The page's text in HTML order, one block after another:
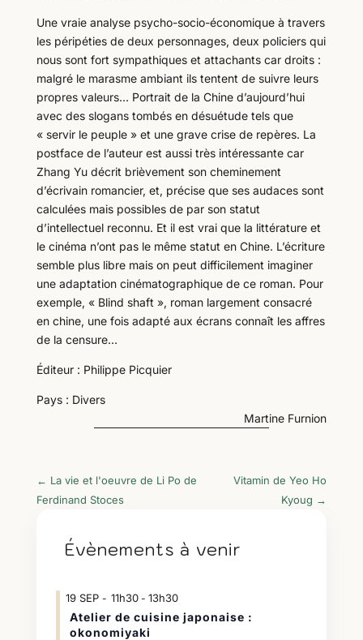
Une vraie analyse psycho-socio-économique à travers
les péripéties de deux personnages, deux policiers qui
nous sont fort sympathiques et attachants car droits :
malgré le marasme ambiant ils tentent de suivre leurs
propres valeurs… Portrait de la Chine d’aujourd’hui
avec des slogans tombés en désuétude tels que
« servir le peuple » et une grave crise de repères. La
postface de l’auteur est aussi très intéressante car
Zhang Yu décrit brièvement son cheminement
d’écrivain romancier, et, précise que ses audaces sont
calculées mais possibles de par son statut
d’intellectuel reconnu. Et il est vrai que la littérature et
le cinéma n’ont pas le même statut en Chine. L’écriture
semble plus libre mais on peut difficilement imaginer
une adaptation cinématographique de ce roman. Pour
exemple, « Blind shaft », roman largement consacré
en chine, une fois adapté aux écrans connaît les affres
de la censure…
Éditeur : Philippe Picquier
Pays : Divers
Martine Furnion
← La vie et l'oeuvre de Li Po de
Ferdinand Stoces
Vitamin de Yeo Ho
Kyoug →
Évènements à venir
19 SEP 11h30- 13h30
Atelier de cuisine japonaise :
okonomiyaki